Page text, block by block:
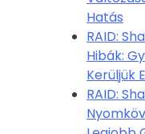
Hatás
RAID:
Hibák:
Kerüljük
RAID: